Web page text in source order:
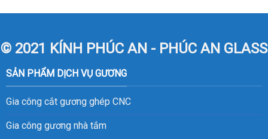
© 2021 KÍNH PHÚC AN - PHÚC AN GLASS
SẢN PHẨM DỊCH VỤ GƯƠNG
Gia công cắt gương ghép CNC
Gia công gương nhà tắm